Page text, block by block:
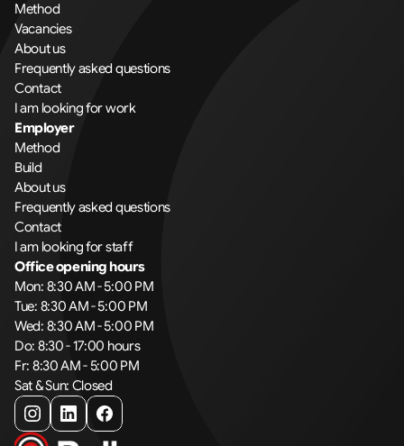
Method
Vacancies
About us
Frequently asked questions
Contact
I am looking for work
Employer
Method
Build
About us
Frequently asked questions
Contact
I am looking for staff
Office opening hours
Mon: 8:30 AM - 5:00 PM
Tue: 8:30 AM - 5:00 PM
Wed: 8:30 AM - 5:00 PM
Do: 8:30 - 17:00 hours
Fr: 8:30 AM - 5:00 PM
Sat & Sun: Closed